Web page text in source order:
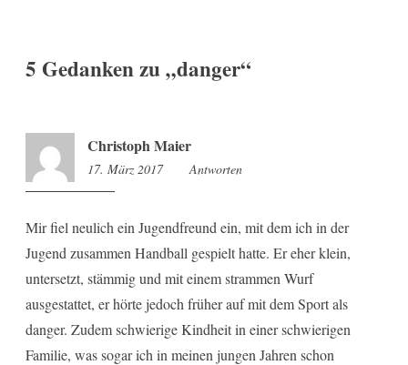
5 Gedanken zu „danger“
Christoph Maier
17. März 2017 14:17
Antworten
Mir fiel neulich ein Jugendfreund ein, mit dem ich in der
Jugend zusammen Handball gespielt hatte. Er eher klein,
untersetzt, stämmig und mit einem strammen Wurf
ausgestattet, er hörte jedoch früher auf mit dem Sport als
danger. Zudem schwierige Kindheit in einer schwierigen
Familie, was sogar ich in meinen jungen Jahren schon